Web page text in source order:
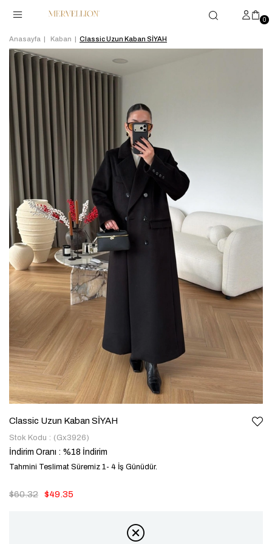
0
Anasayfa Kaban Classic Uzun Kaban SİYAH
Classic Uzun Kaban SİYAH
Stok Kodu (Gx3926)
İndirim Oranı : %18 İndirim
Tahmini Teslimat Süremiz 1- 4 İş Günüdür.
$60.32 $49.35